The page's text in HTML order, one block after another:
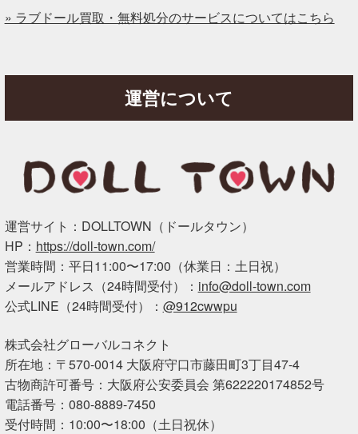
» ラブドール買取・無料処分のサービスについてはこちら
運営について
運営サイト：DOLLTOWN（ドールタウン）
HP： https://doll-town.com/
営業時間：平日11:00〜17:00（休業日：土日祝）
メールアドレス（24時間受付）： info@doll-town.com
公式LINE（24時間受付）： @912cwwpu
株式会社グローバルコネクト
所在地：〒570-0014 大阪府守口市藤田町3丁目47-4
古物商許可番号：大阪府公安委員会 第622220174852号
電話番号：080-8889-7450
受付時間：10:00〜18:00（土日祝休）